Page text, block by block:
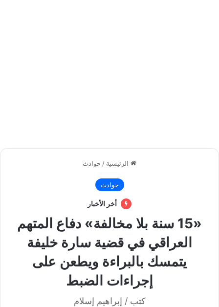
الرئيسية / حوادث
حوادث
أخر الأخبار
«15 سنة بلا مخالفة» دفاع المتهم
العراقي في قضية سارة خليفة
يتمسك بالبراءة ويطعن على
إجراءات الضبط
كتب / إبراهيم إسلام